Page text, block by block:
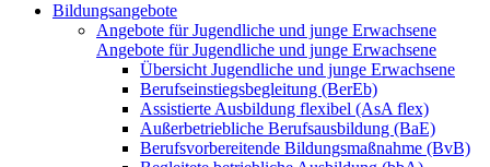
Bildungsangebote
Angebote für Jugendliche und junge Erwachsene
Angebote für Jugendliche und junge Erwachsene
Übersicht Jugendliche und junge Erwachsene
Berufseinstiegsbegleitung (BerEb)
Assistierte Ausbildung flexibel (AsA flex)
Außerbetriebliche Berufsausbildung (BaE)
Berufsvorbereitende Bildungsmaßnahme (BvB)